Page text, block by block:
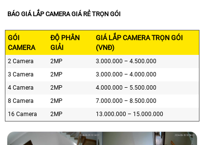
BÁO GIÁ LẮP CAMERA GIÁ RẺ TRỌN GÓI
GÓI
CAMERA
ĐỘ PHÂN
GIẢI
GIÁ LẮP CAMERA TRỌN GÓI
(VNĐ)
2 Camera 2MP
3.000.000 – 4.500.000
3 Camera
2MP
3.000.000 – 4.000.000
4 Camera
2MP
4.000.000 – 5.500.000
8 Camera
2MP
7.000.000 – 8.500.000
16 Camera
2MP 13.000.000 – 15.000.000